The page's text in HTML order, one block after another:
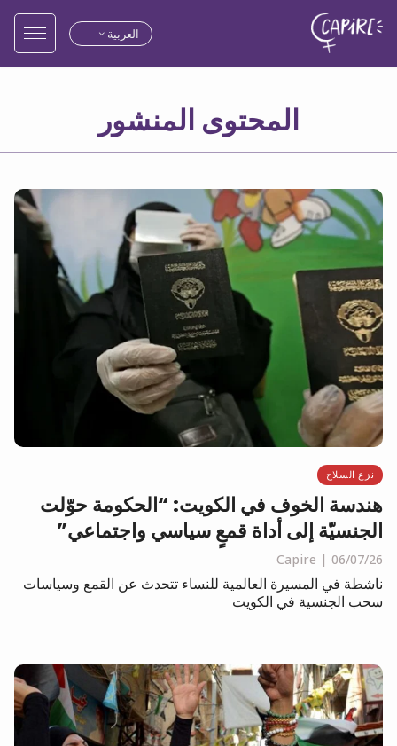
العربية
المحتوى المنشور
نزع السلاح
هندسة الخوف في الكويت: “الحكومة حوّلت
الجنسيّة إلى أداة قمعٍ سياسي واجتماعي”
06/07/26
Capire
ناشطة في المسيرة العالمية للنساء تتحدث عن القمع وسياسات
سحب الجنسية في الكويت